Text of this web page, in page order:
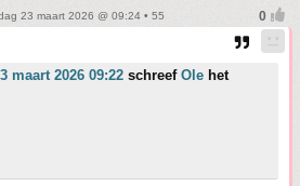
23 maart 2026 @ 09:24 • 55
maart 2026 09:22 schreef Ole het